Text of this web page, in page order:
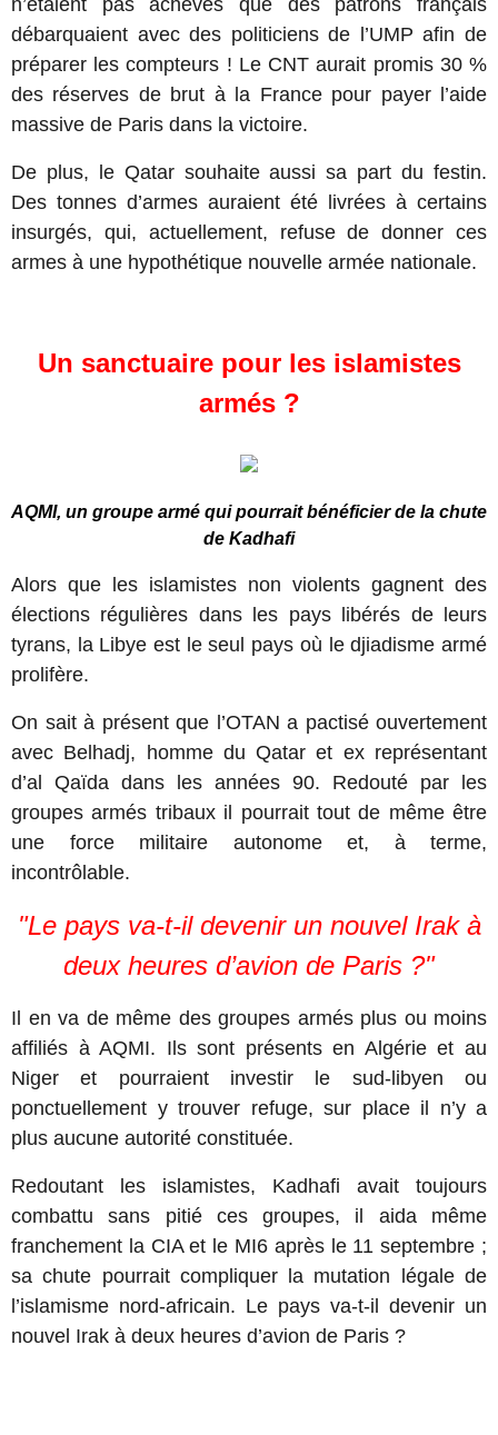
n’étaient pas achevés que des patrons français
débarquaient avec des politiciens de l’UMP afin de
préparer les compteurs ! Le CNT aurait promis 30 %
des réserves de brut à la France pour payer l’aide
massive de Paris dans la victoire.
De plus, le Qatar souhaite aussi sa part du festin.
Des tonnes d’armes auraient été livrées à certains
insurgés, qui, actuellement, refuse de donner ces
armes à une hypothétique nouvelle armée nationale.
Un sanctuaire pour les islamistes
armés ?
AQMI, un groupe armé qui pourrait bénéficier de la chute
de Kadhafi
Alors que les islamistes non violents gagnent des
élections régulières dans les pays libérés de leurs
tyrans, la Libye est le seul pays où le djiadisme armé
prolifère.
On sait à présent que l’OTAN a pactisé ouvertement
avec Belhadj, homme du Qatar et ex représentant
d’al Qaïda dans les années 90. Redouté par les
groupes armés tribaux il pourrait tout de même être
une force militaire autonome et, à terme,
incontrôlable.
"Le pays va-t-il devenir un nouvel Irak à
deux heures d’avion de Paris ?"
Il en va de même des groupes armés plus ou moins
affiliés à AQMI. Ils sont présents en Algérie et au
Niger et pourraient investir le sud-libyen ou
ponctuellement y trouver refuge, sur place il n’y a
plus aucune autorité constituée.
Redoutant les islamistes, Kadhafi avait toujours
combattu sans pitié ces groupes, il aida même
franchement la CIA et le MI6 après le 11 septembre ;
sa chute pourrait compliquer la mutation légale de
l’islamisme nord-africain. Le pays va-t-il devenir un
nouvel Irak à deux heures d’avion de Paris ?